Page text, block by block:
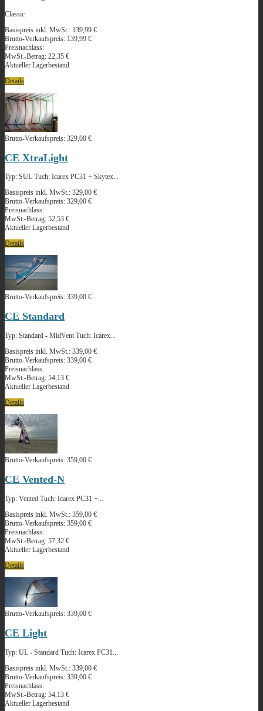
Classic
Basispreis inkl. MwSt.: 139,99 €
Brutto-Verkaufspreis: 139,99 €
Preisnachlass:
MwSt.-Betrag: 22,35 €
Aktueller Lagerbestand
Details
Brutto-Verkaufspreis: 329,00 €
CE XtraLight
Typ: SUL Tuch: Icarex PC31 + Skytex...
Basispreis inkl. MwSt.: 329,00 €
Brutto-Verkaufspreis: 329,00 €
Preisnachlass:
MwSt.-Betrag: 52,53 €
Aktueller Lagerbestand
Details
Brutto-Verkaufspreis: 339,00 €
CE Standard
Typ: Standard - MidVent Tuch: Icarex...
Basispreis inkl. MwSt.: 339,00 €
Brutto-Verkaufspreis: 339,00 €
Preisnachlass:
MwSt.-Betrag: 54,13 €
Aktueller Lagerbestand
Details
Brutto-Verkaufspreis: 359,00 €
CE Vented-N
Typ: Vented Tuch: Icarex PC31 +...
Basispreis inkl. MwSt.: 359,00 €
Brutto-Verkaufspreis: 359,00 €
Preisnachlass:
MwSt.-Betrag: 57,32 €
Aktueller Lagerbestand
Details
Brutto-Verkaufspreis: 339,00 €
CE Light
Typ: UL - Standard Tuch: Icarex PC31...
Basispreis inkl. MwSt.: 339,00 €
Brutto-Verkaufspreis: 339,00 €
Preisnachlass:
MwSt.-Betrag: 54,13 €
Aktueller Lagerbestand